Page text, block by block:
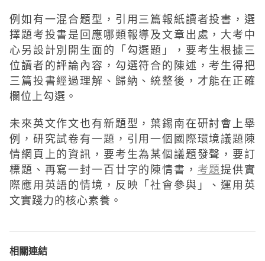
例如有一混合題型，引用三篇報紙讀者投書，選
擇題考投書是回應哪類報導及文章出處，大考中
心另設計別開生面的「勾選題」，要考生根據三
位讀者的評論內容，勾選符合的陳述，考生得把
三篇投書經過理解、歸納、統整後，才能在正確
欄位上勾選。
未來英文作文也有新題型，葉錫南在研討會上舉
例，研究試卷有一題，引用一個國際環境議題陳
情網頁上的資訊，要考生為某個議題發聲，要訂
標題、再寫一封一百廿字的陳情書， 考題提供實
際應用英語的情境，反映「社會參與」、運用英
文實踐力的核心素養。
相關連結